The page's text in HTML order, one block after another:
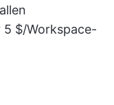
$/Workspace-